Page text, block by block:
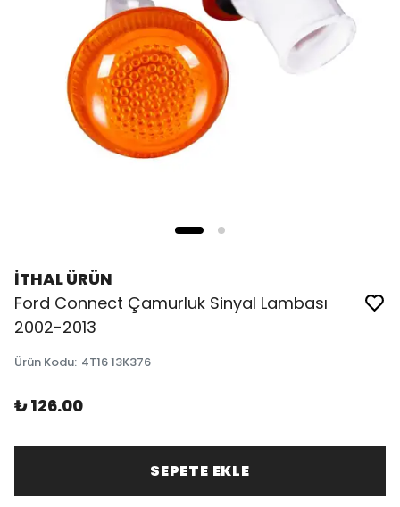
İTHAL ÜRÜN
Ford Connect Çamurluk Sinyal Lambası
2002-2013
Ürün Kodu: 4T16 13K376
₺ 126.00
SEPETE EKLE